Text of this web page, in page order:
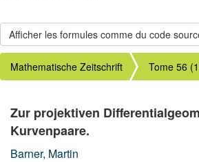
Mathematische Zeitschrift Tome 56
Zur projektiven
Kurvenpaare.
Barner, Martin